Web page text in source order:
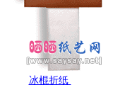
冰棍折纸